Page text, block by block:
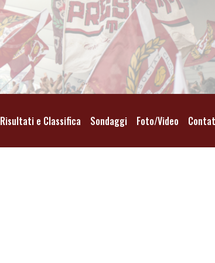
Risultati e Classifica Sondaggi Foto/Video